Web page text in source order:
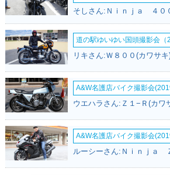
ラーチェンジ
1996年 ZRX-Ⅱ・カ
ラーチェンジ
1995年 ZRX-Ⅱ・新
登場
そしさん:Ｎｉｎｊａ ４０
道の駅ゆいゆい国頭撮影会（
リキさん:Ｗ８００(カワサキ
A&W名護店バイク撮影会
ウエハラさん:Ｚ１−Ｒ(カワ
A&W名護店バイク撮影会